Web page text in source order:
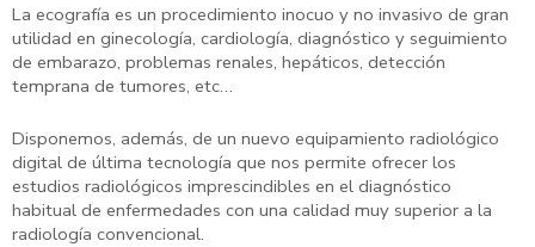
La ecografía es un procedimiento inocuo y no invasivo de gran
utilidad en ginecología, cardiología, diagnóstico y seguimiento
de embarazo, problemas renales, hepáticos, detección
temprana de tumores, etc…
Disponemos, además, de un nuevo equipamiento radiológico
digital de última tecnología que nos permite ofrecer los
estudios radiológicos imprescindibles en el diagnóstico
habitual de enfermedades con una calidad muy superior a la
radiología convencional.